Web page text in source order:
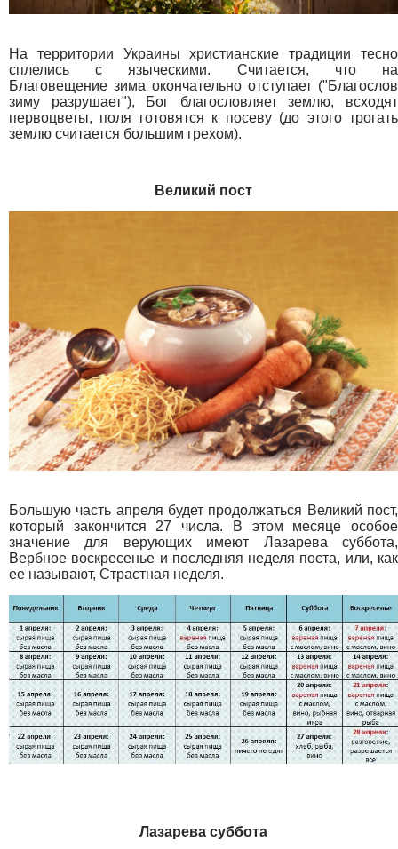
На территории Украины христианские традиции тесно
сплелись с языческими. Считается, что на
Благовещение зима окончательно отступает ("Благослов
зиму разрушает"), Бог благословляет землю, всходят
первоцветы, поля готовятся к посеву (до этого трогать
землю считается большим грехом).
Великий пост
Большую часть апреля будет продолжаться Великий пост,
который закончится 27 числа. В этом месяце особое
значение для верующих имеют Лазарева суббота,
Вербное воскресенье и последняя неделя поста, или, как
ее называют, Страстная неделя.
Лазарева суббота